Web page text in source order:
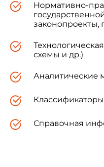
Нормативно-
законопроекты,
схемы и др.)
Аналитические
Справочная